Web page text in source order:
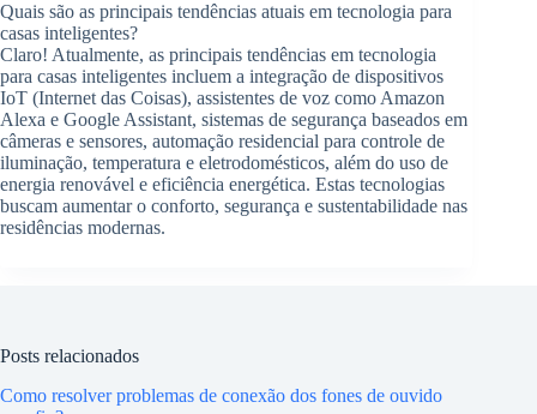
Quais são as principais tendências atuais em tecnologia para
casas inteligentes?
Claro! Atualmente, as principais tendências em tecnologia
para casas inteligentes incluem a integração de dispositivos
IoT (Internet das Coisas), assistentes de voz como Amazon
Alexa e Google Assistant, sistemas de segurança baseados em
câmeras e sensores, automação residencial para controle de
iluminação, temperatura e eletrodomésticos, além do uso de
energia renovável e eficiência energética. Estas tecnologias
buscam aumentar o conforto, segurança e sustentabilidade nas
residências modernas.
Posts relacionados
Como resolver problemas de conexão dos fones de ouvido